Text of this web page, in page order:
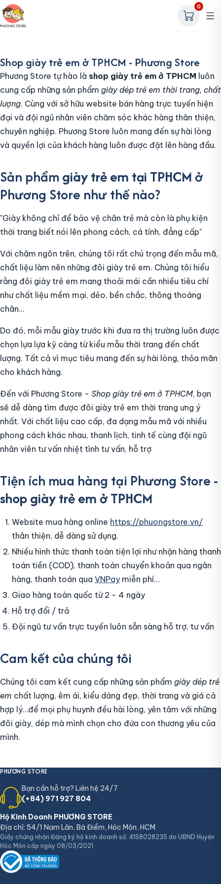
0
Shop giày trẻ em ở TPHCM - Phương Store
Phương Store tự hào là shop giày trẻ em ở TPHCM luôn
cung cấp những sản phẩm giày dép trẻ em thời trang, chất
lượng. Cùng với sở hữu website bán hàng trực tuyến hiện
đại và đội ngũ nhân viên chăm sóc khác hàng thân thiện,
chuyên nghiệp. Phương Store luôn mang đến sự hài lòng
và quyền lợi của khách hàng luôn được đặt lên hàng đầu.
Sản phẩmgiày trẻ em tại TPHCM ở
Phương Store như thế nào?
"Giày không chỉ để bảo vệ chân trẻ mà còn là phụ kiện
thời trang biết nói lên phong cách, cá tính, đẳng cấp"
Với châm ngôn trên, chúng tôi rất chú trọng đến mẫu mã,
chất liệu làm nên những đôi giày trẻ em. Chúng tôi hiểu
rằng đôi giày trẻ em mang thoải mái cần nhiều tiêu chí
như chất liệu mềm mại, dẻo, bền chắc, thông thoáng
chân...
Do đó, mỗi mẫu giày trước khi đưa ra thị trường luôn được
chọn lựa lựa kỹ càng từ kiểu mẫu thời trang đến chất
lượng. Tất cả vì mục tiêu mang đến sự hài lòng, thỏa mãn
cho khách hàng.
Đến với Phương Store - Shop giày trẻ em ở TPHCM, bạn
sẽ dễ dàng tìm được đôi giày trẻ em thời trang ưng ý
nhất. Với chất liệu cao cấp, đa dạng mẫu mã với nhiều
phong cách khác nhau, thanh lịch, tinh tế cùng đội ngũ
nhân viên tư vấn nhiệt tình tư vấn, hỗ trợ
Tiện ích mua hàng tại Phương Store -
shop giày trẻ em ở TPHCM
Website mua hàng online https://phuongstore.vn/
thân thiện, dễ dàng sử dụng.
Nhiều hình thức thanh toán tiện lợi như nhận hàng thanh
toán tiền (COD), thanh toán chuyển khoản qua ngân
hàng, thanh toán qua VNPay miễn phí...
Giao hàng toàn quốc từ 2 - 4 ngày
Hỗ trợ đổi / trả
Đội ngũ tư vấn trực tuyến luôn sẵn sàng hỗ trợ, tư vấn
Cam kết của chúng tôi
Chúng tôi cam kết cung cấp những sản phẩm giày dép trẻ
em chất lượng, êm ái, kiểu dáng đẹp, thời trang và giá cả
hợp lý…để mọi phụ huynh đều hài lòng, yên tâm với những
đôi giày, dép mà mình chọn cho đứa con thương yêu của
mình.
PHƯƠNG STORE
Bạn cần hỗ trợ? Liên hệ 24/7
(+84) 971 927 804
Hộ Kinh Doanh PHƯƠNG STORE
Địa chỉ: 54/1 Nam Lân, Bà Điểm, Hóc Môn, HCM
Giấy chứng nhận Đăng ký hộ kinh doanh số: 41S8028235 do UBND Huyện
Hóc Môn cấp ngày 08/03/2021